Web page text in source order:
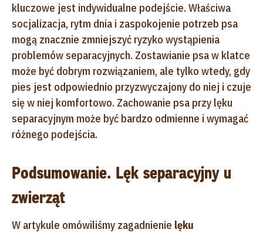
kluczowe jest indywidualne podejście. Właściwa
socjalizacja, rytm dnia i zaspokojenie potrzeb psa
mogą znacznie zmniejszyć ryzyko wystąpienia
problemów separacyjnych. Zostawianie psa w klatce
może być dobrym rozwiązaniem, ale tylko wtedy, gdy
pies jest odpowiednio przyzwyczajony do niej i czuje
się w niej komfortowo. Zachowanie psa przy lęku
separacyjnym może być bardzo odmienne i wymagać
różnego podejścia.
Podsumowanie. Lęk separacyjny u
zwierząt
W artykule omówiliśmy zagadnienie lęku